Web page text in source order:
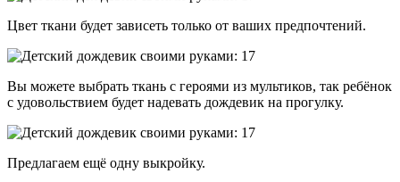
Цвет ткани будет зависеть только от ваших предпочтений.
Вы можете выбрать ткань с героями из мультиков, так ребёнок
с удовольствием будет надевать дождевик на прогулку.
Предлагаем ещё одну выкройку.